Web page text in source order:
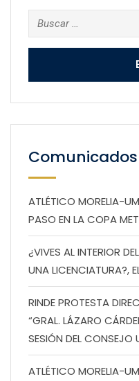
Buscar:
ATLÉTICO MORELIA-
PASO EN LA COPA
¿VIVES AL INTERIOR
UNA LICENCIATURA?,
RINDE PROTESTA
“GRAL. LÁZARO
SESIÓN DEL CONSEJO
ATLÉTICO MORELIA-